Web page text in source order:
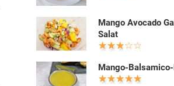
Mango Avocado
Salat
Mango-